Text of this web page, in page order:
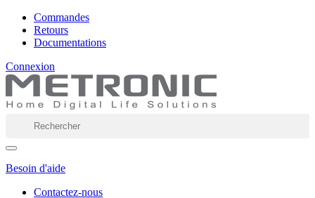
Commandes
Retours
Documentations
Connexion
Besoin d'aide
Contactez-nous